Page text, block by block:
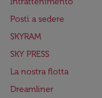
Posti a sedere
SKYRAM
SKY PRESS
La nostra flotta
Dreamliner